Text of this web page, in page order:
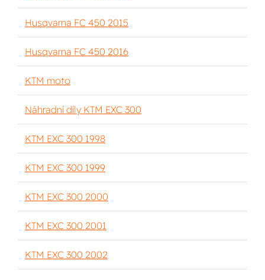
Husqvarna FC 450 2015
Husqvarna FC 450 2016
KTM moto
Náhradní díly KTM EXC 300
KTM EXC 300 1998
KTM EXC 300 1999
KTM EXC 300 2000
KTM EXC 300 2001
KTM EXC 300 2002